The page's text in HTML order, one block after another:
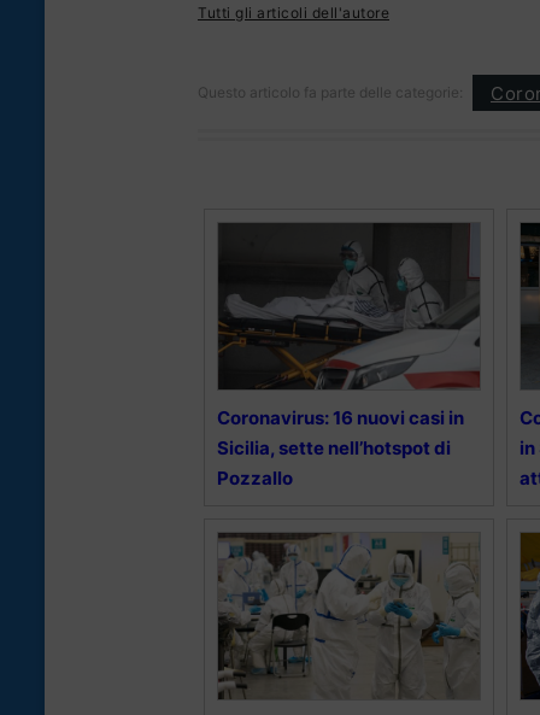
Tutti gli articoli dell'autore
Questo articolo fa parte delle categorie:
Coronavirus: 16 nuovi casi in
Sicilia, sette nell’hotspot di
Pozzallo
in